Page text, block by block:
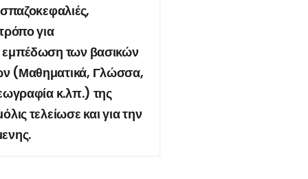
,
για
εμπέδωση των βασικών
(Μαθηματικά, Γλώσσα,
κ.λπ.) της
τελείωσε και για την